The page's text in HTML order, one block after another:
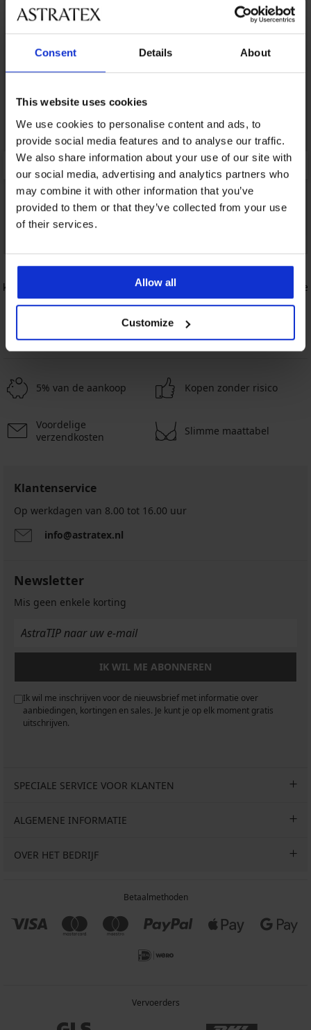
Consent Details About
This website uses cookies
We use cookies to personalise content and ads, to
provide social media features and to analyse our traffic.
We also share information about your use of our site with
our social media, advertising and analytics partners who
may combine it with other information that you’ve
provided to them or that they’ve collected from your use
of their services.
Allow all
Customize
4,9
5
Bh Spacer 3D Lady Grace New
Bh Push
67,99 €
5% van de aankoop Kopen zonder risico
Voordelige
verzendkosten
Slimme maattabel
Klantenservice
Op werkdagen van 8.00 tot 16.00 uur
info@astratex.nl
Newsletter
Mis geen enkele korting
IK WIL ME ABONNEREN
Ik wil me inschrijven voor de nieuwsbrief met informatie over
aanbiedingen, kortingen en sales. Je kunt je op elk moment gratis
uitschrijven.
SPECIALE SERVICE VOOR KLANTEN
ALGEMENE INFORMATIE
OVER HET BEDRIJF
Betaalmethoden
Vervoerders